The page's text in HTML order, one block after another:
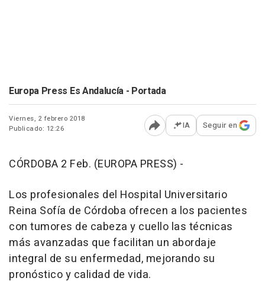
Europa Press Es Andalucía - Portada
Viernes, 2 febrero 2018
Publicado: 12:26
Abrir opciones para
IA Seguir en
CÓRDOBA 2 Feb. (EUROPA PRESS) -
Los profesionales del Hospital Universitario
Reina Sofía de Córdoba ofrecen a los pacientes
con tumores de cabeza y cuello las técnicas
más avanzadas que facilitan un abordaje
integral de su enfermedad, mejorando su
pronóstico y calidad de vida.